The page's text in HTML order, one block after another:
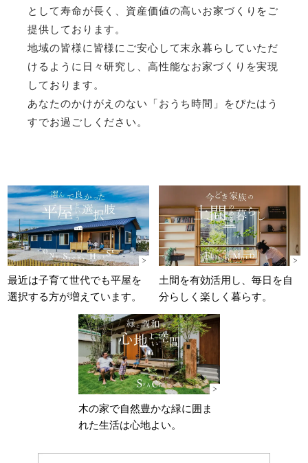
として寿命が長く、資産価値の高いお家づくりをご
提供しております。
地域の皆様に皆様にご安心して末永暮らしていただ
けるように 日々研究し、高性能なお家づくりを実現
しております。
あなたのかけがえのない「おうち時間」をぴたはう
すでお過ごしください。
最近は子育て世代でも平屋を
選択する方が増えています。
土間を有効活用し、 毎日を自
分らしく楽しく暮らす。
木の家で自然豊かな緑に囲ま
れた生活は心地よい。